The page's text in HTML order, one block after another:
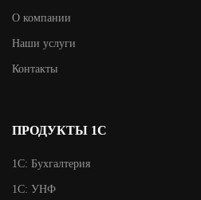
О компании
Наши услуги
Контакты
ПРОДУКТЫ 1С
1С: Бухгалтерия
1С: УНФ